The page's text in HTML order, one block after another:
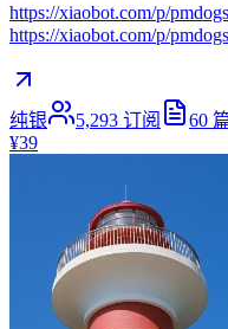
https://xiaobot.com/p/
https://xiaobot.com/p/
纯银 5,293 订阅 60
¥39